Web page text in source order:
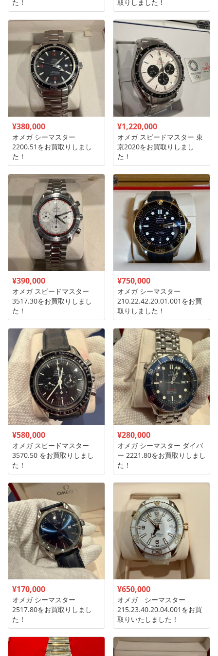
た！ 取りしました！
¥380,000
オメガ シーマスター
2200.51をお買取りしまし
た！
¥1,220,000
オメガ スピードマスター 東
京2020をお買取りしまし
た！
¥390,000
オメガ スピードマスター
3517.30をお買取りしまし
た！
¥750,000
オメガ シーマスター
210.22.42.20.01.001をお買
取りしました！
¥580,000
オメガ スピードマスター
3570.50 をお買取りしまし
た！
¥280,000
オメガ シーマスター ダイバ
ー 2221.80をお買取りしまし
た！
¥170,000
オメガ シーマスター
2517.80をお買取りしまし
た！
¥650,000
オメガ シーマスター
215.23.40.20.04.001をお買
取りいたしました！